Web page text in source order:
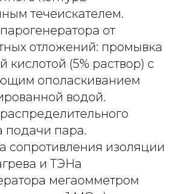
течеискателем.
от
отложений: промывка
кислотой (5% раствор) с
ополаскиванием
водой.
подачи пара.
сопротивления изоляции
и ТЭНа
мегаомметром